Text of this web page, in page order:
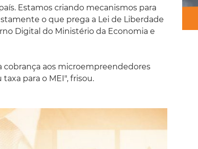
Estamos criando mecanismos para
o que prega a Lei de Liberdade
Digital do Ministério da Economia e
cobrança aos microempreendedores
para o MEI", frisou.